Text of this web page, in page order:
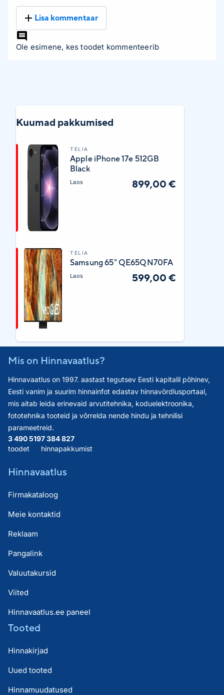
Lisa kommentaar
Ole esimene, kes toodet kommenteerib
Kuumad pakkumised
TELIA
Apple iPhone 17e 512GB
Black
Laos 899,00 €
TELIA
Samsung 65" QE65QN70FA
Laos 599,00 €
Mis on Hinnavaatlus?
Hinnavaatlus on 1997. aastast tegutsev Eesti kapitalil põhinev,
Eesti vanim ja suurim hinnainfot edastav hinnavõrdlusportaal,
mis aitab leida erinevaid arvutitehnika, koduelektroonika,
fototehnika tooteid ja võrrelda nende hindu ja tehnilisi
parameetreid.
3 490 519
toodet
7 384 827
hinnapakkumist
Hinnavaatlus
Firmakataloog
Meie kontaktid
Reklaam
Pangalink
Valuutakursid
Viited
Hinnavaatlus.ee paneel
Tooted
Hinnakirjad
Uued tooted
Hinnamuudatused